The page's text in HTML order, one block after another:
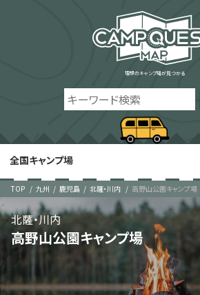
理想のキャンプ場が見つかる
全国キャンプ場
TOP 九州 鹿児島 北薩・川内 高野山公園キャンプ場
高野山公園キャンプ場
北薩・川内